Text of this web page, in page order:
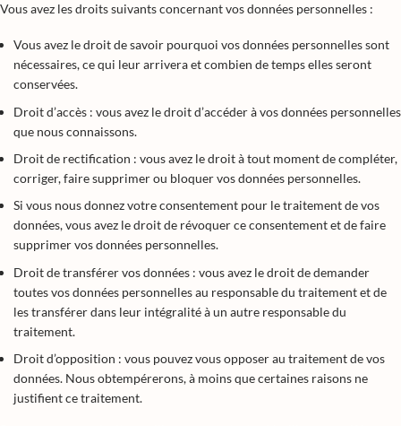
Vous avez les droits suivants concernant vos données personnelles :
Vous avez le droit de savoir pourquoi vos données personnelles sont
nécessaires, ce qui leur arrivera et combien de temps elles seront
conservées.
Droit d’accès : vous avez le droit d’accéder à vos données personnelles
que nous connaissons.
Droit de rectification : vous avez le droit à tout moment de compléter,
corriger, faire supprimer ou bloquer vos données personnelles.
Si vous nous donnez votre consentement pour le traitement de vos
données, vous avez le droit de révoquer ce consentement et de faire
supprimer vos données personnelles.
Droit de transférer vos données : vous avez le droit de demander
toutes vos données personnelles au responsable du traitement et de
les transférer dans leur intégralité à un autre responsable du
traitement.
Droit d’opposition : vous pouvez vous opposer au traitement de vos
données. Nous obtempérerons, à moins que certaines raisons ne
justifient ce traitement.